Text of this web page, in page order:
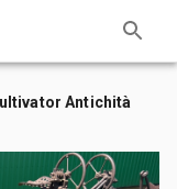
Antichità